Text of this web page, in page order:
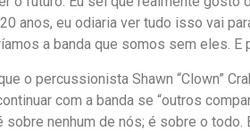
anos, eu odiaria ver tudo isso vai
a banda que somos sem eles.
o percussionista Shawn “Clown”
com a banda se “outros
nenhum de nós; é sobre o